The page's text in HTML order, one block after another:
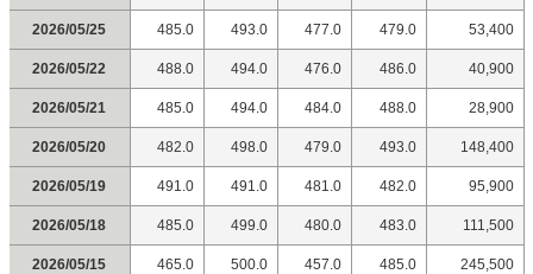
2026/05/25 485.0 493.0 477.0 479.0 53,400
2026/05/22 488.0 494.0 476.0 486.0 40,900
2026/05/21 485.0 494.0 484.0 488.0 28,900
2026/05/20 482.0 498.0 479.0 493.0 148,400
2026/05/19 491.0 491.0 481.0 482.0 95,900
2026/05/18 485.0 499.0 480.0 483.0 111,500
2026/05/15 465.0 500.0 457.0 485.0 245,500